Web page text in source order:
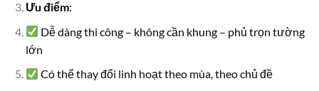
Ưu điểm:
Dễ dàng thi công – không cần khung – phủ trọn tường
lớn
Có thể thay đổi linh hoạt theo mùa, theo chủ đề